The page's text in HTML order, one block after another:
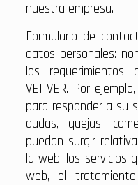
nuestra empresa.
Formulario de
datos personales:
los requerimientos
VETIVER. Por
para responder a su
dudas, quejas,
puedan surgir
la web, los servicios
web, el